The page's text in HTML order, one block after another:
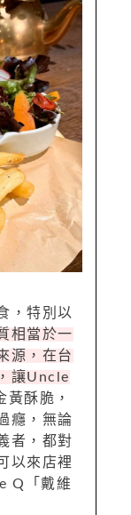
，特別以
相當於一
源，在台
讓Uncle
黃酥脆，
癮，無論
者，都對
以來店裡
Q「戴維